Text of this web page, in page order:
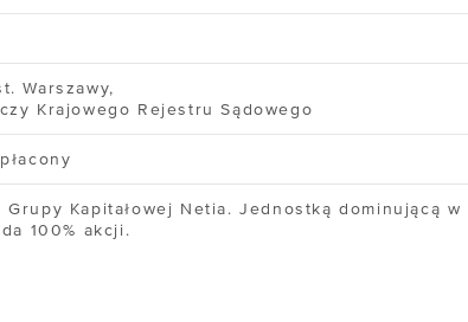
klienta
po chmurze
/ Kontakt
Warszawy,
Krajowego Rejestru Sądowego
Kapitałowej Netia. Jednostką dominującą
100% akcji.